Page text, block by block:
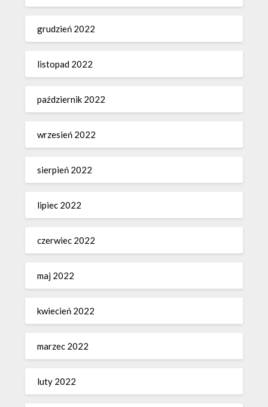
grudzień 2022
listopad 2022
październik 2022
wrzesień 2022
sierpień 2022
lipiec 2022
czerwiec 2022
maj 2022
kwiecień 2022
marzec 2022
luty 2022